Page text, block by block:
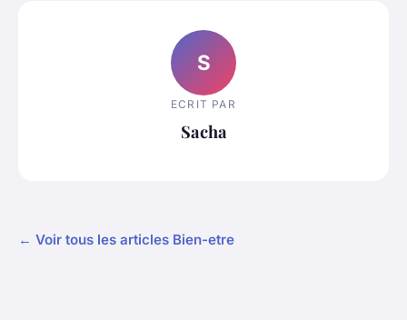
S
ECRIT PAR
Sacha
← Voir tous les articles Bien-etre